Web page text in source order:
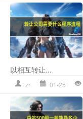
以相互转让...
zr 01-25